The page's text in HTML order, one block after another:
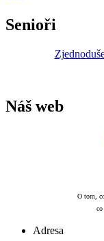
Senioři
Náš web
O tom,
Adresa